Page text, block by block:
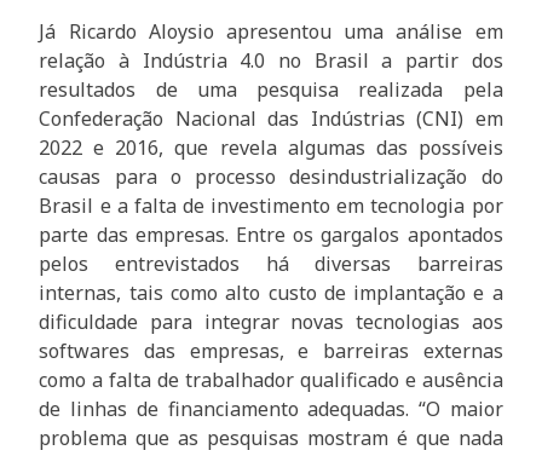
Já Ricardo Aloysio apresentou uma análise em
relação à Indústria 4.0 no Brasil a partir dos
resultados de uma pesquisa realizada pela
Confederação Nacional das Indústrias (CNI) em
2022 e 2016, que revela algumas das possíveis
causas para o processo desindustrialização do
Brasil e a falta de investimento em tecnologia por
parte das empresas. Entre os gargalos apontados
pelos entrevistados há diversas barreiras
internas, tais como alto custo de implantação e a
dificuldade para integrar novas tecnologias aos
softwares das empresas, e barreiras externas
como a falta de trabalhador qualificado e ausência
de linhas de financiamento adequadas. “O maior
problema que as pesquisas mostram é que nada